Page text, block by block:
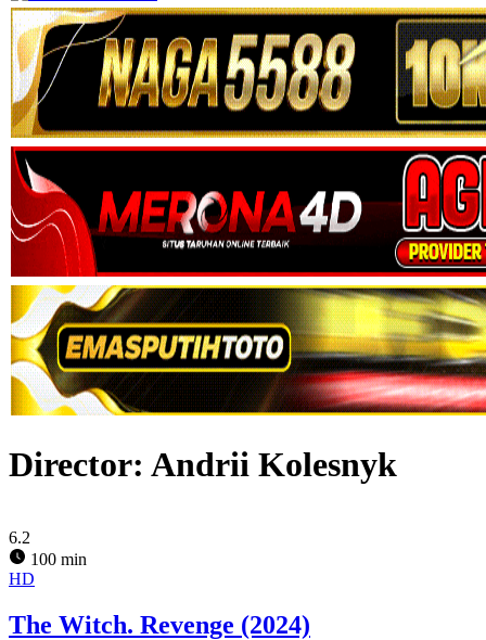
Director: Andrii Kolesnyk
6.2
100 min
HD
The Witch. Revenge (2024)